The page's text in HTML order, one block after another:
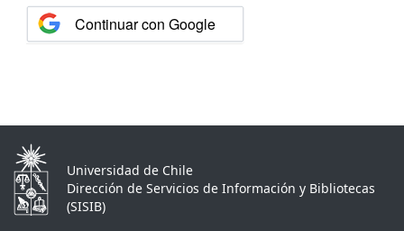
Continuar con Google
Universidad de Chile
Dirección de Servicios de Información y Bibliotecas
(SISIB)